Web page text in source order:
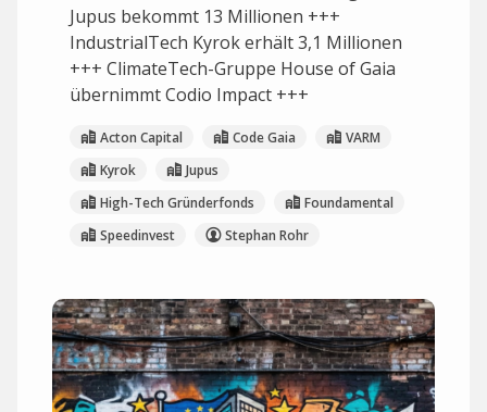
Jupus bekommt 13 Millionen +++
IndustrialTech Kyrok erhält 3,1 Millionen
+++ ClimateTech-Gruppe House of Gaia
übernimmt Codio Impact +++
Acton Capital Code Gaia
VARM
Kyrok
Jupus
High-Tech Gründerfonds
Foundamental
Speedinvest
Stephan Rohr